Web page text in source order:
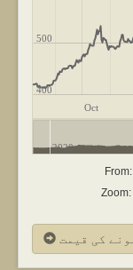
Oct
400
500
2020
From:
Zoom: